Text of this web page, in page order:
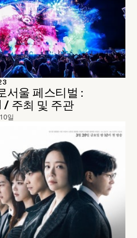
서울 페스티벌 :
주최 및 주관
일